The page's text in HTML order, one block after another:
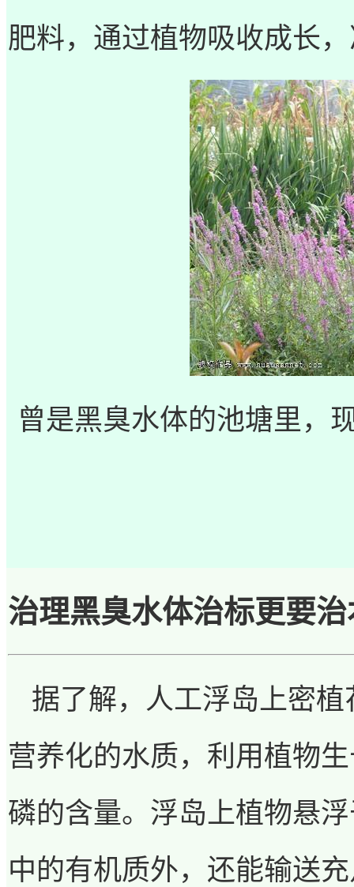
肥料，通过植物吸收成长
曾是黑臭水体的池塘里，
治理黑臭水体治标更要治
据了解，人工浮岛上密
营养化的水质，利用植物
磷的含量。浮岛上植物悬
中的有机质外，还能输送